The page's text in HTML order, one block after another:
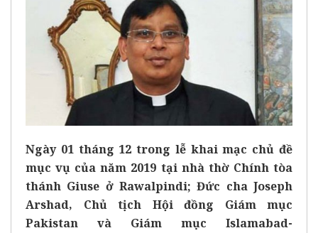
Ngày 01 tháng 12 trong lễ khai mạc chủ đề
mục vụ của năm 2019 tại nhà thờ Chính tòa
thánh Giuse ở Rawalpindi; Đức cha Joseph
Arshad, Chủ tịch Hội đồng Giám mục
Pakistan và Giám mục Islamabad-